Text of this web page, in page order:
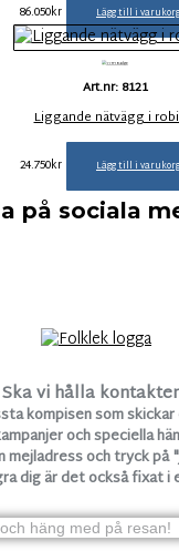
86.050kr Lägg till i varukorg
Art.nr: 8121
Liggande nätvägg i
24.750kr Lägg till i varukorg
på sociala
Ska vi hålla
kompisen som
och speciella
mejladress och tryck på
dig är det också fixat